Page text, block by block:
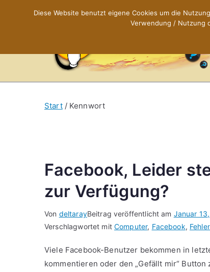
Start Kennwort
Facebook, Leider
zur Verfügung?
Von deltarayBeitrag veröffentlicht am Januar
Verschlagwortet mitComputer, Facebook,
Viele Facebook-Benutzer bekommen in
kommentieren oder den „Gefällt mir“
Diese Website benutzt eigene Cookies um die
Verwendung / Nutzung